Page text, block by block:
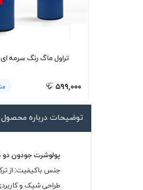
گردنی کلاه شو
تراول ماگ رنگ سرمه
۵۹۹,۰۰۰
توضیحات درباره محصول
پولوشرت جودون دو
جنس باکیفیت: از ترکیب ۵۰٪ پنبه و الیاف درجه یک تولید شده که باعث نرمی، لطافت و گردش هوای
طراحی شیک و